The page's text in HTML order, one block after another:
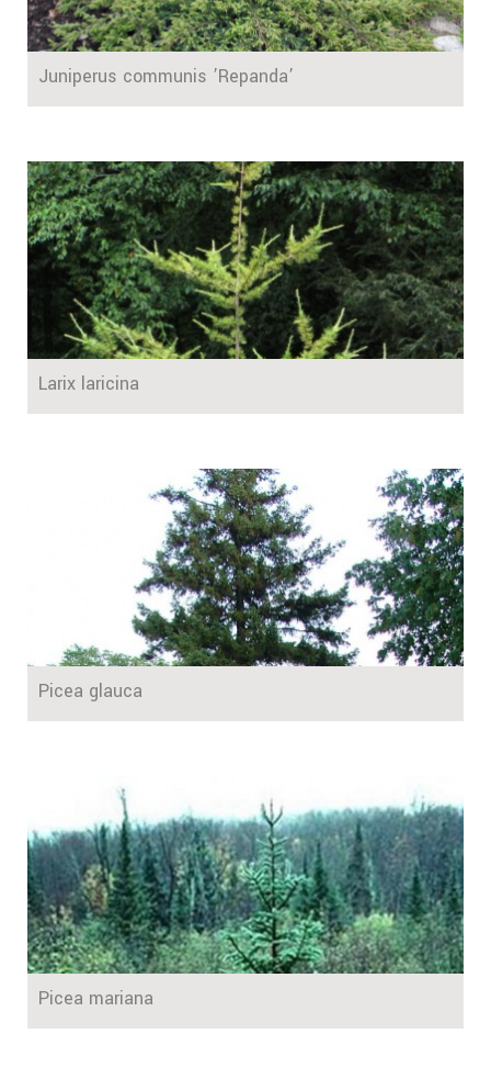
Juniperus communis ’Repanda’
Larix laricina
Picea glauca
Picea mariana